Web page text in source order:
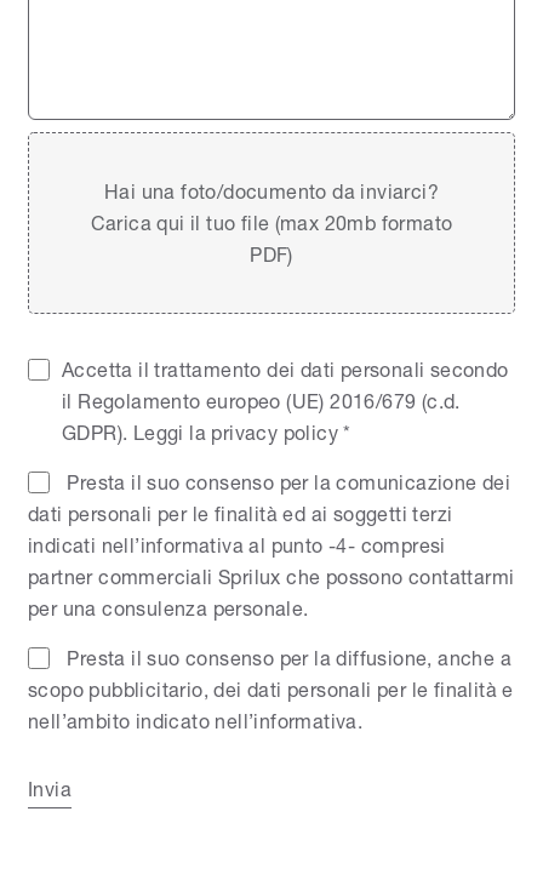
Hai una foto/documento da inviarci?
Carica qui il tuo file (max 20mb formato
PDF)
Accetta il trattamento dei dati personali secondo
il Regolamento europeo (UE) 2016/679 (c.d.
GDPR). Leggi la privacy policy*
Presta il suo consenso per la comunicazione dei
dati personali per le finalità ed ai soggetti terzi
indicati nell’informativa al punto -4- compresi
partner commerciali Sprilux che possono contattarmi
per una consulenza personale.
Presta il suo consenso per la diffusione, anche a
scopo pubblicitario, dei dati personali per le finalità e
nell’ambito indicato nell’informativa.
Invia